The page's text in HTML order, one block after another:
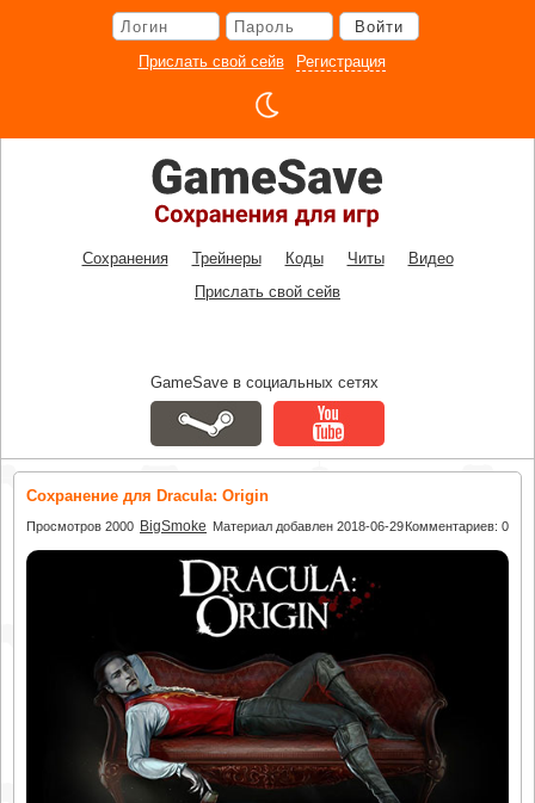
Войти
Прислать свой сейв
Регистрация
Сохранения Трейнеры Коды Читы
Видео
Прислать свой сейв
GameSave в социальных сетях
Сохранение для Dracula: Origin
Просмотров 2000 BigSmoke Материал добавлен 2018-06-29Комментариев: 0